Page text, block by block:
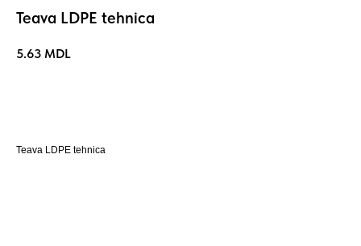
Teava LDPE tehnica
5.63 MDL
Teava LDPE tehnica